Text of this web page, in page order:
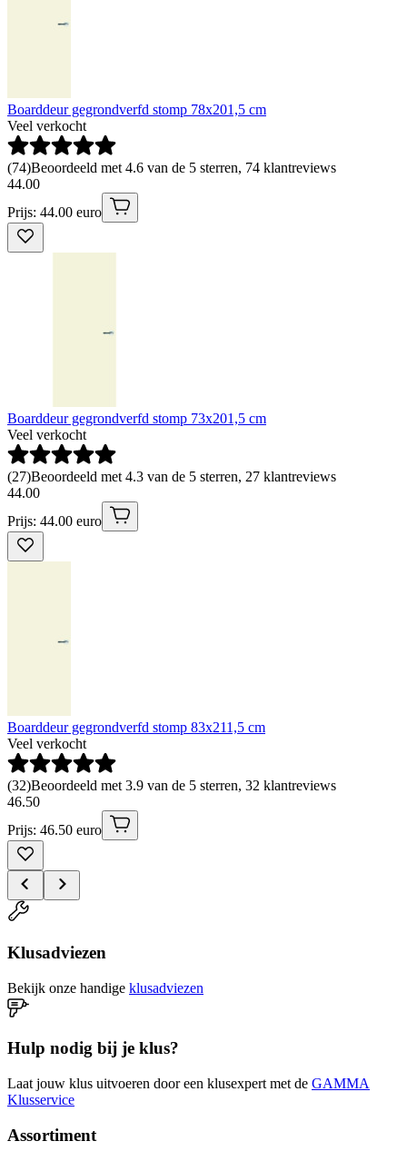
Boarddeur gegrondverfd stomp 78x201,5 cm
Veel verkocht
(74)Beoordeeld met 4.6 van de 5 sterren, 74 klantreviews
44.00
Prijs: 44.00 euro
Boarddeur gegrondverfd stomp 73x201,5 cm
Veel verkocht
(27)Beoordeeld met 4.3 van de 5 sterren, 27 klantreviews
44.00
Prijs: 44.00 euro
Boarddeur gegrondverfd stomp 83x211,5 cm
Veel verkocht
(32)Beoordeeld met 3.9 van de 5 sterren, 32 klantreviews
46.50
Prijs: 46.50 euro
Klusadviezen
Bekijk onze handige klusadviezen
Hulp nodig bij je klus?
Laat jouw klus uitvoeren door een klusexpert met de GAMMA
Klusservice
Assortiment